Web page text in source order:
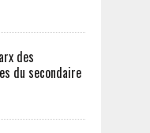
des
du secondaire